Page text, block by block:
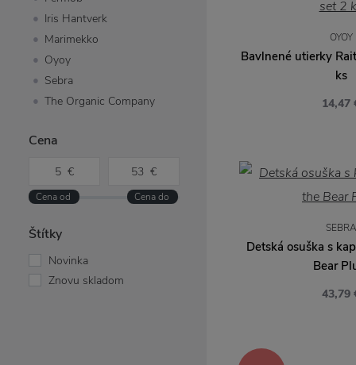
Iris Hantverk
Marimekko
Oyoy
Sebra
The Organic Company
Cena
Štítky
Novinka
Znovu skladom
OYOY
Bavlnené utierky
ks
14,47
SEBRA
Detská osuška s
Bear
43,79